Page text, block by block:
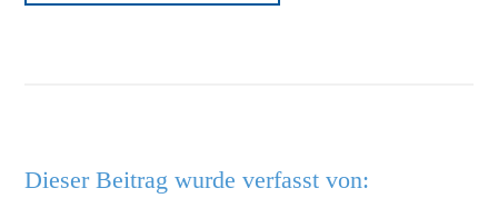
Dieser Beitrag wurde verfasst von: